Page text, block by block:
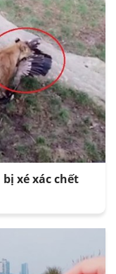
xé xác chết